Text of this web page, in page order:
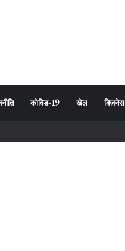
कोविड-19 खेल बिज़नेस
से पहले संगठन को नई ऊर्जा मिलने की उम्मीद